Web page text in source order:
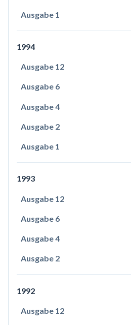
Ausgabe 1
1994
Ausgabe 12
Ausgabe 6
Ausgabe 4
Ausgabe 2
Ausgabe 1
1993
Ausgabe 12
Ausgabe 6
Ausgabe 4
Ausgabe 2
1992
Ausgabe 12